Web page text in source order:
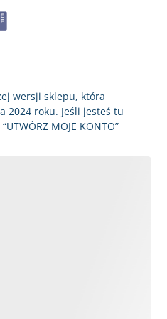
wersji sklepu, która
2024 roku. Jeśli jesteś tu
MOJE KONTO”